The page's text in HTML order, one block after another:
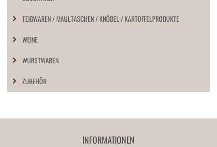
TEIGWAREN / MAULTASCHEN / KNÖDEL / KARTOFFELPRODUKTE
WEINE
WURSTWAREN
ZUBEHÖR
INFORMATIONEN